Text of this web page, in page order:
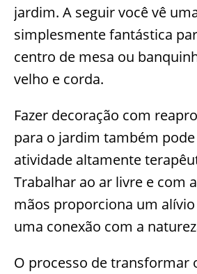
jardim. A seguir você vê
simplesmente fantástica
centro de mesa ou
velho e corda.
Fazer decoração com
para o jardim também
atividade altamente
Trabalhar ao ar livre e com
mãos proporciona um
uma conexão com a
O processo de transformar